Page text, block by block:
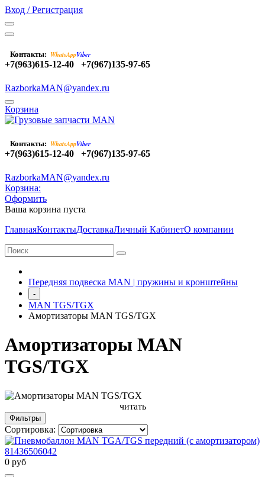
Вход / Регистрация
Контакты: WhatsAppViber
+7(963)615-12-40 +7(967)135-97-65
RazborkaMAN@yandex.ru
Корзина
Контакты: WhatsAppViber
+7(963)615-12-40 +7(967)135-97-65
RazborkaMAN@yandex.ru
Корзина:
Оформить
Ваша корзина пуста
ГлавнаяКонтактыДоставкаЛичный КабинетО компании
Передняя подвеска MAN | пружины и кронштейны
-
MAN TGS/TGX
Амортизаторы MAN TGS/TGX
Амортизаторы MAN
TGS/TGX
читать
Фильтры
Сортировка:
0 руб